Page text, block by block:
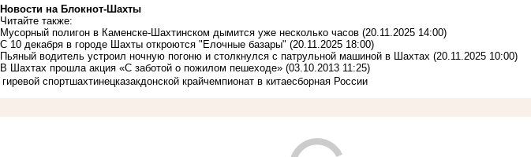
Новости на Блoкнoт-Шахты
Читайте также:
Мусорный полигон в Каменске-Шахтинском дымится уже несколько часов (20.11.2025 14:00)
С 10 декабря в городе Шахты откроются "Елочные базары" (20.11.2025 18:00)
Пьяный водитель устроил ночную погоню и столкнулся с патрульной машиной в Шахтах (20.11.2025 10:00)
В Шахтах прошла акция «С заботой о пожилом пешеходе» (03.10.2013 11:25)
гиревой спортшахтинецказакдонской крайчемпионат в китаесборная России